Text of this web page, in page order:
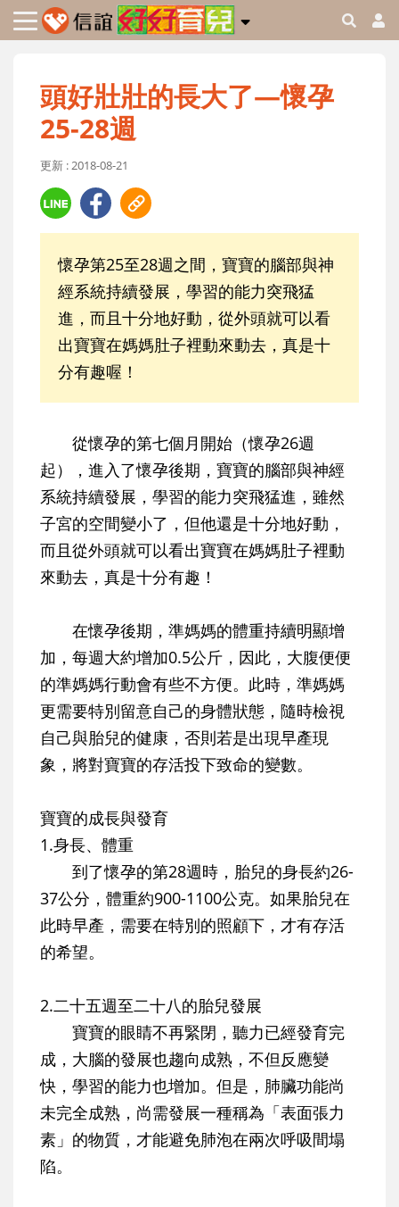
頭好壯壯的長大了—懷孕
25-28週
更新 : 2018-08-21
懷孕第25至28週之間，寶寶的腦部與神
經系統持續發展，學習的能力突飛猛
進，而且十分地好動，從外頭就可以看
出寶寶在媽媽肚子裡動來動去，真是十
分有趣喔！
從懷孕的第七個月開始（懷孕26週
起），進入了懷孕後期，寶寶的腦部與神經
系統持續發展，學習的能力突飛猛進，雖然
子宮的空間變小了，但他還是十分地好動，
而且從外頭就可以看出寶寶在媽媽肚子裡動
來動去，真是十分有趣！
在懷孕後期，準媽媽的體重持續明顯增
加，每週大約增加0.5公斤，因此，大腹便便
的準媽媽行動會有些不方便。此時，準媽媽
更需要特別留意自己的身體狀態，隨時檢視
自己與胎兒的健康，否則若是出現早產現
象，將對寶寶的存活投下致命的變數。
寶寶的成長與發育
1.身長、體重
到了懷孕的第28週時，胎兒的身長約26-
37公分，體重約900-1100公克。如果胎兒在
此時早產，需要在特別的照顧下，才有存活
的希望。
2.二十五週至二十八的胎兒發展
寶寶的眼睛不再緊閉，聽力已經發育完
成，大腦的發展也趨向成熟，不但反應變
快，學習的能力也增加。但是，肺臟功能尚
未完全成熟，尚需發展一種稱為「表面張力
素」的物質，才能避免肺泡在兩次呼吸間塌
陷。